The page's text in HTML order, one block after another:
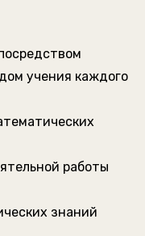
учения каждого
работы
знаний